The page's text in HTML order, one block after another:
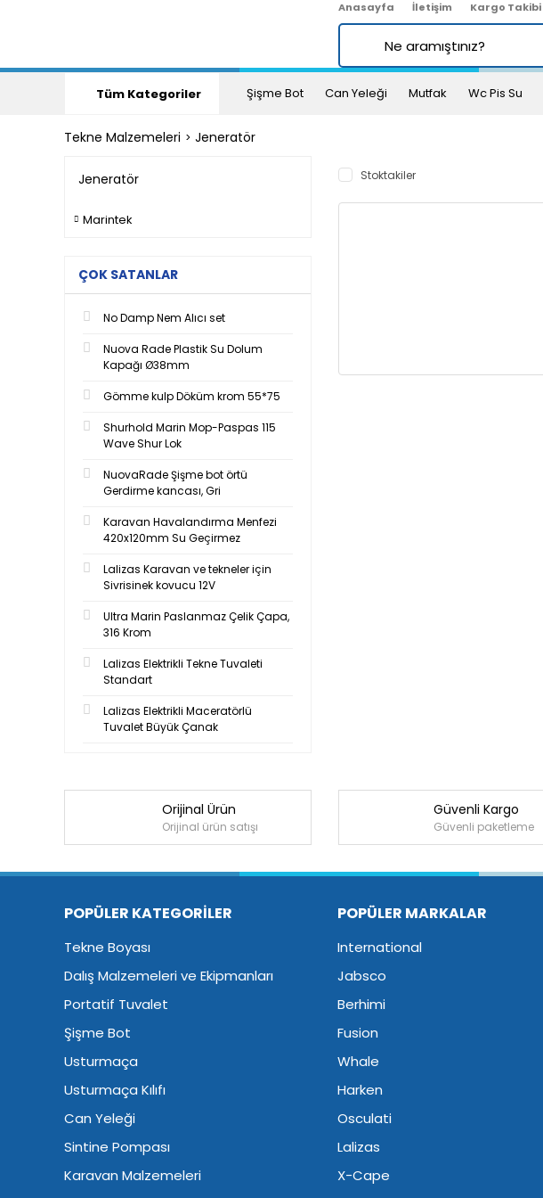
Anasayfa İletişim Kargo Takibi
Tüm Kategoriler Şişme Bot Can Yeleği Mutfak Wc Pis Su
Tekne Malzemeleri Jeneratör
Jeneratör
Marintek
ÇOK SATANLAR
No Damp Nem Alıcı set
Nuova Rade Plastik Su Dolum
Kapağı Ø38mm
Gömme kulp Döküm krom 55*75
Shurhold Marin Mop-Paspas 115
Wave Shur Lok
NuovaRade Şişme bot örtü
Gerdirme kancası, Gri
Karavan Havalandırma Menfezi
420x120mm Su Geçirmez
Lalizas Karavan ve tekneler için
Sivrisinek kovucu 12V
Ultra Marin Paslanmaz Çelik Çapa,
316 Krom
Lalizas Elektrikli Tekne Tuvaleti
Standart
Lalizas Elektrikli Maceratörlü
Tuvalet Büyük Çanak
Stoktakiler
Orijinal Ürün
Orijinal ürün satışı
Güvenli Kargo
Güvenli paketleme
POPÜLER KATEGORİLER
Tekne Boyası
Dalış Malzemeleri ve Ekipmanları
Portatif Tuvalet
Şişme Bot
Usturmaça
Usturmaça Kılıfı
Can Yeleği
Sintine Pompası
Karavan Malzemeleri
POPÜLER MARKALAR
International
Jabsco
Berhimi
Fusion
Whale
Harken
Osculati
Lalizas
X-Cape